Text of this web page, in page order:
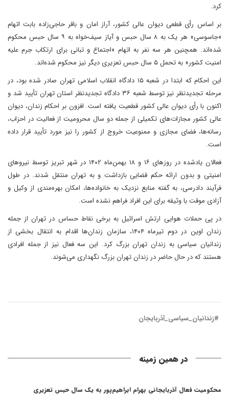
کرد.
بر اساس رأی قطعی دیوان عالی کشور، آراز امان و باقر حاجی‌زاده بابت اتهام
«جاسوسی» هر یک به ۸ سال حبس و آیاز سیف‌خواه به ۹ سال حبس محکوم
شده‌اند. همچنین هر سه نفر به اتهام «اجتماع و تبانی برای ارتکاب جرم علیه
امنیت کشور» به تحمل ۵ سال حبس تعزیری دیگر نیز محکوم شده‌اند.
این احکام که ابتدا در شعبه ۱۵ دادگاه انقلاب اسلامی تهران صادر شده بود، در
مرحله تجدیدنظر نیز توسط شعبه ۳۶ دادگاه تجدیدنظر استان تهران تأیید شد و
اکنون با رأی دیوان عالی کشور قطعیت یافته است. افزون بر احکام زندان، دیوان
عالی کشور مجازات‌های تکمیلی از جمله دو سال محرومیت از فعالیت در احزاب،
رسانه‌ها، فضای مجازی و ممنوعیت خروج از کشور را نیز مورد تأیید قرار داده
است.
فعالان یادشده در روزهای ۱۶ و ۱۸ بهمن‌ماه ۱۴۰۲ در شهر تبریز توسط نیروهای
امنیتی و بدون ارائه حکم قضایی بازداشت و به تهران منتقل شدند. در طول
فرآیند دادرسی، به گفته منابع نزدیک به خانواده‌ها، امکان بهره‌مندی از وکیل و
آزادی موقت با وثیقه برای این افراد فراهم نشده است.
در پی حملات هوایی ارتش اسرائیل به برخی نقاط حساس در تهران از جمله
زندان اوین در دوم تیرماه ۱۴۰۴، سازمان زندان‌ها اقدام به انتقال بخشی از
زندانیان سیاسی به زندان تهران بزرگ کرد. این سه فعال نیز از جمله افرادی
هستند که در حال حاضر در زندان تهران بزرگ نگهداری می‌شوند.
#زندانیان_سیاسی_آذربایجان
در همین زمینه
محکومیت فعال آذربایجانی بهرام ابراهیم‌پور به یک سال حبس تعزیری